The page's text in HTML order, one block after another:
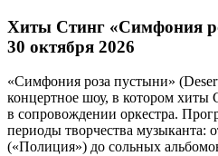
Хиты Стинг «Симфония
30 октября 2026
«Симфония роза пустыни»
концертное шоу, в котором хиты
в сопровождении оркестра.
периоды творчества музыканта:
(«Полиция») до сольных